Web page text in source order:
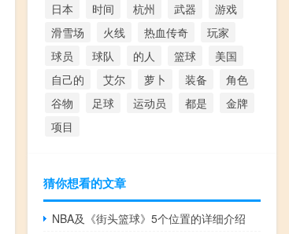
日本
时间 杭州 武器
游戏
滑雪场
火线 热血传奇
玩家
球员
球队 的人 篮球
美国
自己的
艾尔 萝卜 装备
角色
谷物
足球 运动员 都是
金牌
项目
猜你想看的文章
NBA及《街头篮球》5个位置的详细介绍